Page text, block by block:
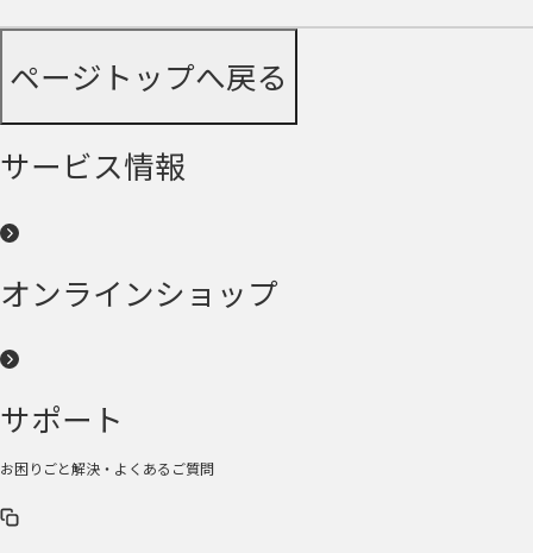
ページトップへ戻る
サービス情報
オンラインショップ
サポート
お困りごと解決・よくあるご質問